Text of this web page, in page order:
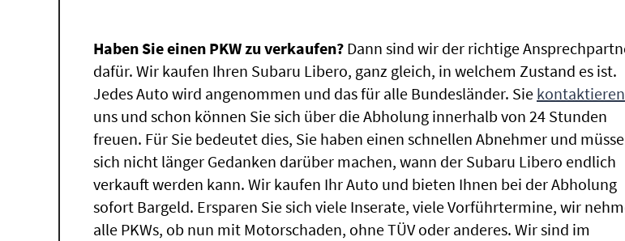
Haben Sie einen PKW zu verkaufen? Dann sind wir der richtige
dafür. Wir kaufen Ihren Subaru Libero, ganz gleich, in welchem Zustand es ist.
Jedes Auto wird angenommen und das für alle Bundesländer. Sie kontaktieren
uns und schon können Sie sich über die Abholung innerhalb von 24 Stunden
freuen. Für Sie bedeutet dies, Sie haben einen schnellen Abnehmer und
sich nicht länger Gedanken darüber machen, wann der Subaru Libero endlich
verkauft werden kann. Wir kaufen Ihr Auto und bieten Ihnen bei der Abholung
sofort Bargeld. Ersparen Sie sich viele Inserate, viele Vorführtermine, wir
alle PKWs, ob nun mit Motorschaden, ohne TÜV oder anderes. Wir sind im